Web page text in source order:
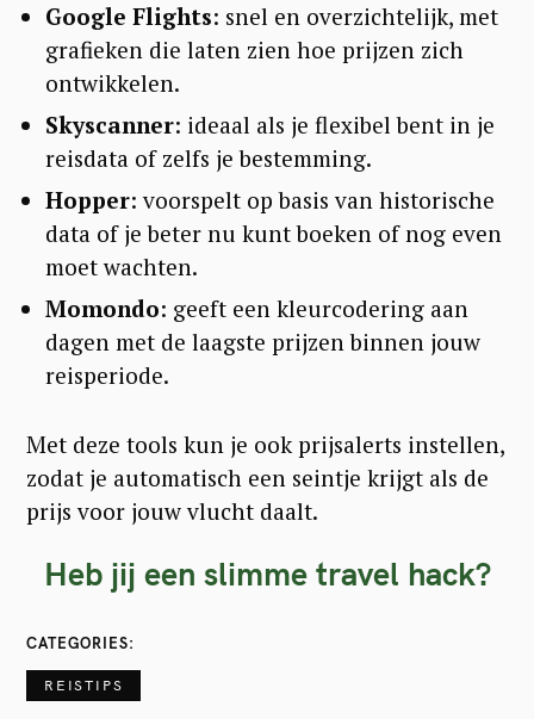
Google Flights: snel en overzichtelijk, met
grafieken die laten zien hoe prijzen zich
ontwikkelen.
Skyscanner: ideaal als je flexibel bent in je
reisdata of zelfs je bestemming.
Hopper: voorspelt op basis van historische
data of je beter nu kunt boeken of nog even
moet wachten.
Momondo: geeft een kleurcodering aan
dagen met de laagste prijzen binnen jouw
reisperiode.
Met deze tools kun je ook prijsalerts instellen,
zodat je automatisch een seintje krijgt als de
prijs voor jouw vlucht daalt.
Heb jij een slimme travel hack?
CATEGORIES
REISTIPS
r
c
h
f
o
r